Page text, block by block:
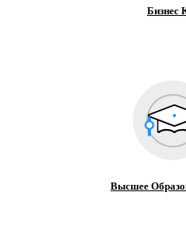
Бизнес
Высшее